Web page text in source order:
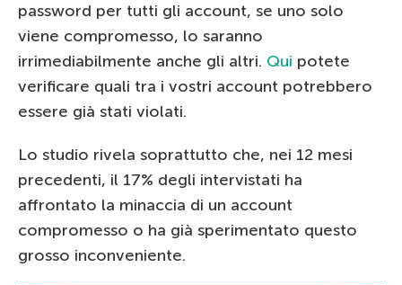
password per tutti gli account, se uno solo
viene compromesso, lo saranno
irrimediabilmente anche gli altri. Qui potete
verificare quali tra i vostri account potrebbero
essere già stati violati.
Lo studio rivela soprattutto che, nei 12 mesi
precedenti, il 17% degli intervistati ha
affrontato la minaccia di un account
compromesso o ha già sperimentato questo
grosso inconveniente.